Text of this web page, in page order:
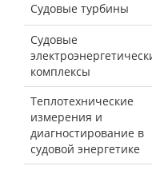
Судовые турбины
Судовые
комплексы
Теплотехнические
измерения и
диагностирование в
судовой энергетике